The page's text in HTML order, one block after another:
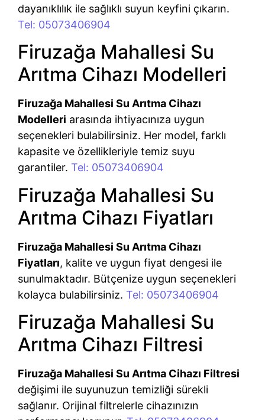
dayanıklılık ile sağlıklı suyun keyfini çıkarın.
Tel: 05073406904
Firuzağa Mahallesi Su
Arıtma Cihazı Modelleri
Firuzağa Mahallesi Su Arıtma Cihazı
Modelleri arasında ihtiyacınıza uygun
seçenekleri bulabilirsiniz. Her model, farklı
kapasite ve özellikleriyle temiz suyu
garantiler. Tel: 05073406904
Firuzağa Mahallesi Su
Arıtma Cihazı Fiyatları
Firuzağa Mahallesi Su Arıtma Cihazı
Fiyatları, kalite ve uygun fiyat dengesi ile
sunulmaktadır. Bütçenize uygun seçenekleri
kolayca bulabilirsiniz. Tel: 05073406904
Firuzağa Mahallesi Su
Arıtma Cihazı Filtresi
Firuzağa Mahallesi Su Arıtma Cihazı Filtresi
değişimi ile suyunuzun temizliği sürekli
sağlanır. Orijinal filtrelerle cihazınızın